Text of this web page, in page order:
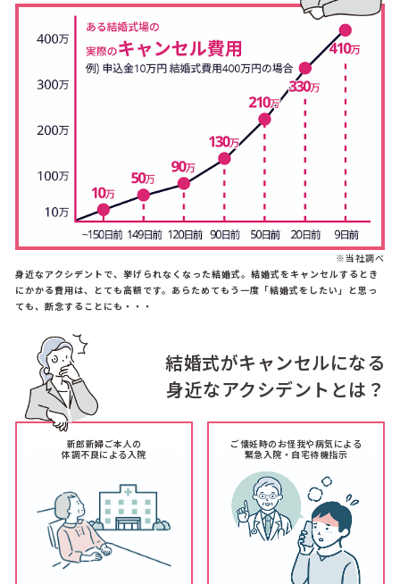
※当社調べ
身近なアクシデントで、挙げられなくなった結婚式。結婚式をキャンセルするとき
にかかる費用は、とても高額です。あらためてもう一度「結婚式をしたい」と思っ
ても、断念することにも・・・
結婚式がキャンセルになる
身近なアクシデントとは？
新郎新婦ご本人の
体調不良による入院
ご懐妊時のお怪我や病気による
緊急入院・自宅待機指示